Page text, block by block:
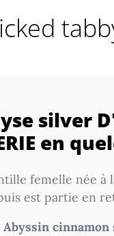
silver
en
femelle née à
est partie en
Abyssin